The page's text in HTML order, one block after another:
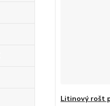
Litinový rošt